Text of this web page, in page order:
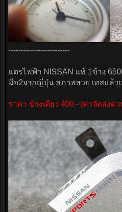
-------------------------
แตรไฟฟ้า NISSAN แท้ 1ข้าง
มือ2จากญี่ปุ่น สภาพสวย เทสแล้ว
ราคา ข้างเดียว 400.- (ค่าจัดส่งด่